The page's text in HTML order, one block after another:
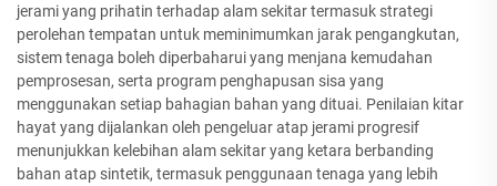
jerami yang prihatin terhadap alam sekitar termasuk strategi
perolehan tempatan untuk meminimumkan jarak pengangkutan,
sistem tenaga boleh diperbaharui yang menjana kemudahan
pemprosesan, serta program penghapusan sisa yang
menggunakan setiap bahagian bahan yang dituai. Penilaian kitar
hayat yang dijalankan oleh pengeluar atap jerami progresif
menunjukkan kelebihan alam sekitar yang ketara berbanding
bahan atap sintetik, termasuk penggunaan tenaga yang lebih